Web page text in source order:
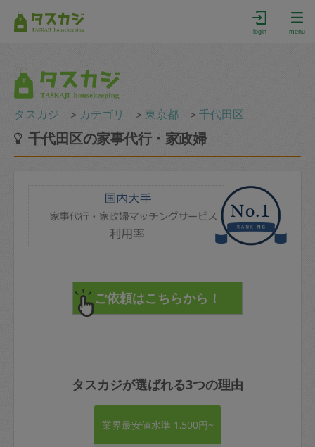
login menu
タスカジ ＞ カテゴリ ＞ 東京都 ＞千代田区
千代田区の家事代行・家政婦
タスカジが選ばれる3つの理由
業界最安値水準 1,500円~